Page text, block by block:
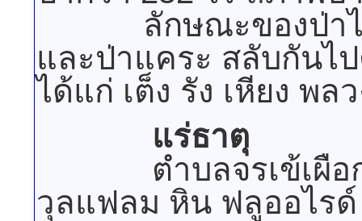
ลักษณะของป่าไม้จ
และป่าแคระ สลับกันไ
ได้แก่ เต็ง รัง เหียง พ
แร่ธาตุ
ตำบลจรเข้เผือก
วุลแฟลม หิน ฟลูออไรด์